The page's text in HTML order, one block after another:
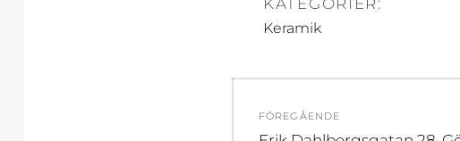
KATEGORIER:
Keramik
FÖREGÅENDE